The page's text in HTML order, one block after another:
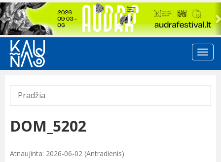
Previous
Pradžia
DOM_5202
Atnaujinta: 2026-06-02 (Antradienis)